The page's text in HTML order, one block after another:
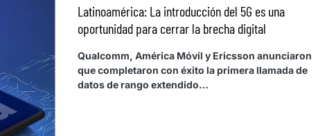
Latinoamérica: La introducción del 5G es una
oportunidad para cerrar la brecha digital
Qualcomm, América Móvil y Ericsson anunciaron
que completaron con éxito la primera llamada de
datos de rango extendido…